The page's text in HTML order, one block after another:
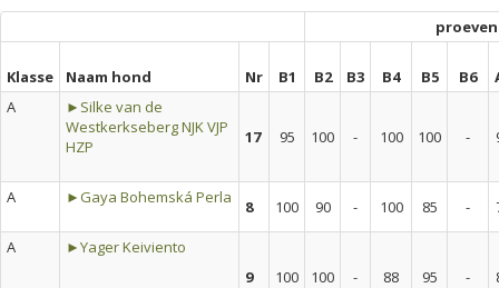
proeven
Klasse Naam hond Nr B1 B2 B3 B4 B5 B6
A
►Silke van de
Westkerkseberg NJK VJP
HZP
17 95 100 - 100 100 -
A ►Gaya Bohemská Perla 8 100 90 - 100 85 -
A
►Yager Keiviento
9
100 100 - 88 95 -